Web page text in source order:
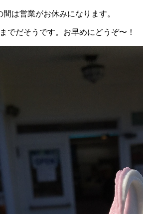
は営業がお休みになります。
でだそうです。お早めにどうぞ〜！